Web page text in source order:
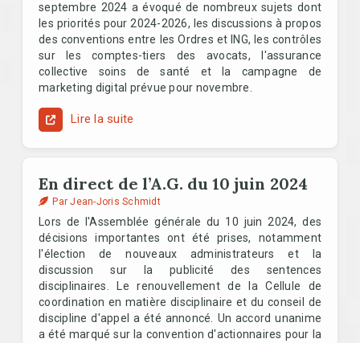
septembre 2024 a évoqué de nombreux sujets dont
les priorités pour 2024-2026, les discussions à propos
des conventions entre les Ordres et ING, les contrôles
sur les comptes-tiers des avocats, l'assurance
collective soins de santé et la campagne de
marketing digital prévue pour novembre.
Lire la suite
En direct de l’A.G. du 10 juin 2024
Par Jean-Joris Schmidt
Lors de l'Assemblée générale du 10 juin 2024, des
décisions importantes ont été prises, notamment
l'élection de nouveaux administrateurs et la
discussion sur la publicité des sentences
disciplinaires. Le renouvellement de la Cellule de
coordination en matière disciplinaire et du conseil de
discipline d'appel a été annoncé. Un accord unanime
a été marqué sur la convention d'actionnaires pour la